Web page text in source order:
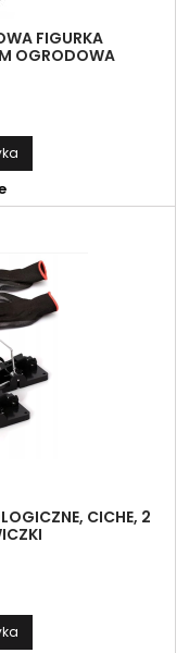
FIGURKA
OGRODOWA
CICHE, 2